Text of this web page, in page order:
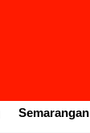
Semarangan